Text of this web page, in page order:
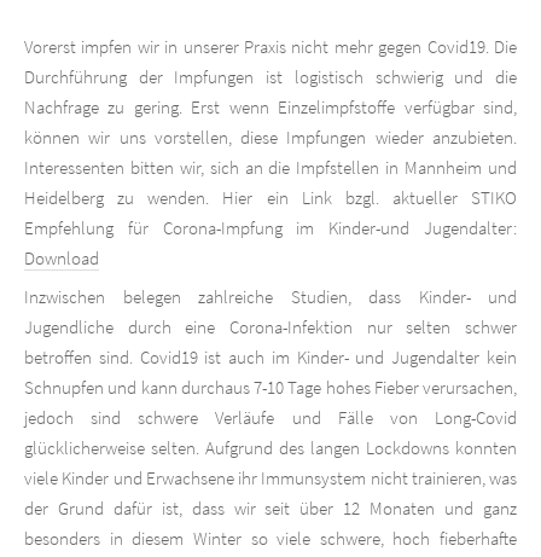
Vorerst impfen wir in unserer Praxis nicht mehr gegen Covid19. Die
Durchführung der Impfungen ist logistisch schwierig und die
Nachfrage zu gering. Erst wenn Einzelimpfstoffe verfügbar sind,
können wir uns vorstellen, diese Impfungen wieder anzubieten.
Interessenten bitten wir, sich an die Impfstellen in Mannheim und
Heidelberg zu wenden. Hier ein Link bzgl. aktueller STIKO
Empfehlung für Corona-Impfung im Kinder-und Jugendalter:
Download
Inzwischen belegen zahlreiche Studien, dass Kinder- und
Jugendliche durch eine Corona-Infektion nur selten schwer
betroffen sind. Covid19 ist auch im Kinder- und Jugendalter kein
Schnupfen und kann durchaus 7-10 Tage hohes Fieber verursachen,
jedoch sind schwere Verläufe und Fälle von Long-Covid
glücklicherweise selten. Aufgrund des langen Lockdowns konnten
viele Kinder und Erwachsene ihr Immunsystem nicht trainieren, was
der Grund dafür ist, dass wir seit über 12 Monaten und ganz
besonders in diesem Winter so viele schwere, hoch fieberhafte